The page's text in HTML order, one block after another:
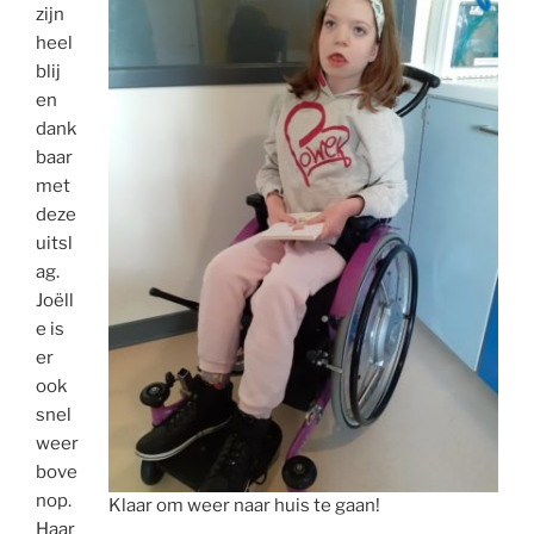
Klaar om weer naar huis te gaan!
zijn
heel
blij
en
dank
baar
met
deze
uitsl
ag.
Joëll
e is
er
ook
snel
weer
bove
nop.
Haar